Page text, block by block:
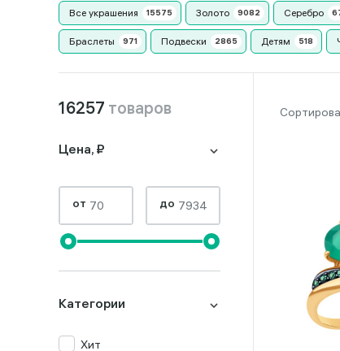
Все украшения Золото Серебро
Браслеты Подвески Детям
16257 товаров
Цена, ₽
от до
Категории
Хит